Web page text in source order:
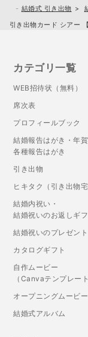
結婚式 引き出物
引き出物カード シアー
カテゴリ一覧
WEB招待状（無料）
席次表
プロフィールブック
結婚報告はがき・年賀
各種報告はがき
引き出物
ヒキタク（引き出物宅
結婚内祝い・
結婚祝いのお返しギフ
結婚祝いのプレゼント
カタログギフト
自作ムービー
（Canvaテンプレート
オープニングムービー
結婚式アルバム